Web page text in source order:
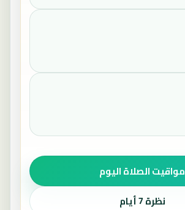
مواقيت الصلاة اليوم
نظرة 7 أيام